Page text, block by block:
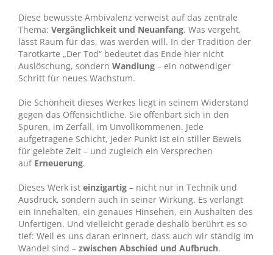
Diese bewusste Ambivalenz verweist auf das zentrale
Thema: Vergänglichkeit und Neuanfang. Was vergeht,
lässt Raum für das, was werden will. In der Tradition der
Tarotkarte „Der Tod“ bedeutet das Ende hier nicht
Auslöschung, sondern Wandlung– ein notwendiger
Schritt für neues Wachstum.
Die Schönheit dieses Werkes liegt in seinem Widerstand
gegen das Offensichtliche. Sie offenbart sich in den
Spuren, im Zerfall, im Unvollkommenen. Jede
aufgetragene Schicht, jeder Punkt ist ein stiller Beweis
für gelebte Zeit – und zugleich ein Versprechen
auf Erneuerung.
Dieses Werk ist einzigartig– nicht nur in Technik und
Ausdruck, sondern auch in seiner Wirkung. Es verlangt
ein Innehalten, ein genaues Hinsehen, ein Aushalten des
Unfertigen. Und vielleicht gerade deshalb berührt es so
tief: Weil es uns daran erinnert, dass auch wir ständig im
Wandel sind – zwischen Abschied und Aufbruch.